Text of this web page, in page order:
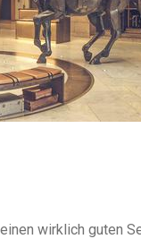
wirklich guten